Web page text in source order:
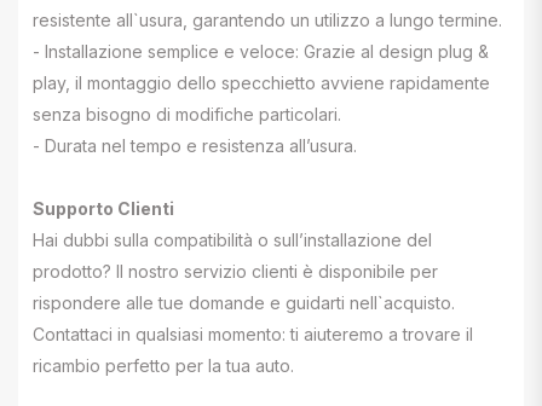
resistente all`usura, garantendo un utilizzo a lungo termine.
- Installazione semplice e veloce: Grazie al design plug &
play, il montaggio dello specchietto avviene rapidamente
senza bisogno di modifiche particolari.
- Durata nel tempo e resistenza all’usura.
Supporto Clienti
Hai dubbi sulla compatibilità o sull’installazione del
prodotto? Il nostro servizio clienti è disponibile per
rispondere alle tue domande e guidarti nell`acquisto.
Contattaci in qualsiasi momento: ti aiuteremo a trovare il
ricambio perfetto per la tua auto.